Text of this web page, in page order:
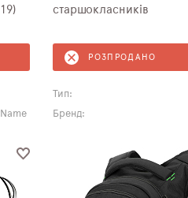
старшокласників
РОЗПРОДАНО
Тип:
Бренд: